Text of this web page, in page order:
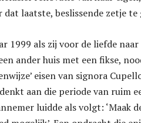
laatste, beslissende zetje te
1999 als zij voor de liefde
ander huis met een fikse,
eisen van signora
aan die periode van ruim
luidde als volgt: ‘Maak